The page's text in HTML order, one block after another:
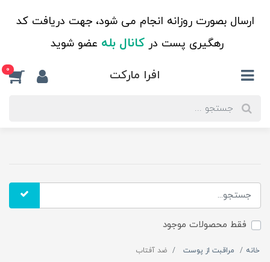
ارسال بصورت روزانه انجام می شود، جهت دریافت کد
رهگیری پست درکانال بله عضو شوید
افرا مارکت 0
فقط محصولات موجود
خانه مراقبت از پوست ضد آفتاب